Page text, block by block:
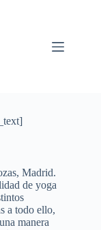
Madrid.
de yoga
a todo ello,
manera